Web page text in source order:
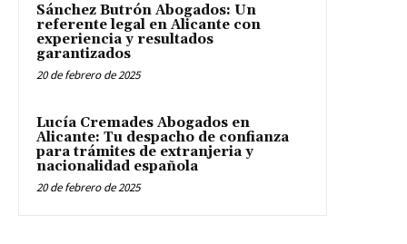
Sánchez Butrón Abogados: Un
referente legal en Alicante con
experiencia y resultados
garantizados
20 de febrero de 2025
Lucía Cremades Abogados en
Alicante: Tu despacho de confianza
para trámites de extranjeria y
nacionalidad española
20 de febrero de 2025